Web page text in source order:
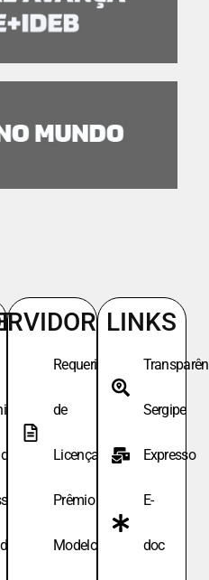
Requeri.
de
Licença
Prêmio
Modelo de
LINKS
Sergipe
Expresso
E-
doc